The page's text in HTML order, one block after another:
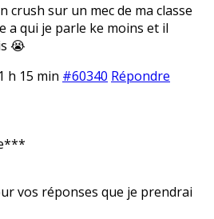
crush sur un mec de ma classe
a qui je parle ke moins et il
😭
h 15 min #60340 Répondre
vos réponses que je prendrai